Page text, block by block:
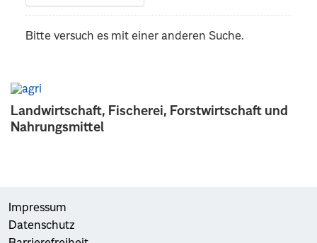
Landwirtschaft, Fischerei, Forstwirtschaft und
Nahrungsmittel
Bitte versuch es mit einer anderen Suche.
Impressum
Datenschutz